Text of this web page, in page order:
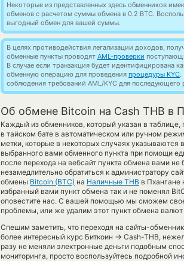
Некоторые из представленных здесь обменников
обменов с расчетом суммы обмена в 0.2 BTC.
выгодный обмен для вашей суммы.
В целях противодействия легализации доходов,
обменные пункты проводят AML-проверки
В случае если транзакция будет идентифицирована
обменную операцию для проведения процедуры KYC.
соблюдения требований AML/KYC для последующего
Об обмене Bitcoin на Cash THB в
Каждый из обменников, который указан в
в тайском бате в автоматическом или ручном
метки, которые в некоторых случаях
выбранного вами обменного пункта при помощи
после перехода на вебсайт пункта обмена вами
незамедлительно обратиться к администратору
обмены Bitcoin (BTC) на Наличные THB в
избранный вами пункт обмена так и не поменял
оповестите нас. С вашей помощью мы сможем
проблемы, или же удалим этот пункт обмена валют
Спешим заметить, что переходя на сайты-
более интересный курс Биткоин → Cash-THB,
разу не меняли электронные деньги подобным
мониторинга, просто воспользуйтесь подробной